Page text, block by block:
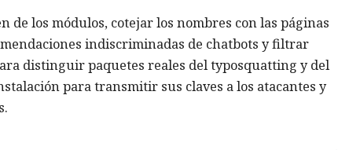
los módulos, cotejar los nombres con las páginas
indiscriminadas de chatbots y filtrar
distinguir paquetes reales del typosquatting y del
para transmitir sus claves a los atacantes y